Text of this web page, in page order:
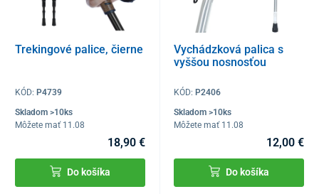
Trekingové palice, čierne
KÓD: P4739
Skladom >10ks
Môžete mať 11.08
18,90 €
Do košíka
Vychádzková palica s
vyššou nosnosťou
KÓD:P2406
Skladom >10ks
Môžete mať 11.08
12,00 €
Do košíka